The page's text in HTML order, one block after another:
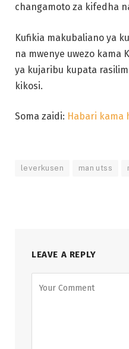
changamoto za kifedha
Kufikia makubaliano ya
na mwenye uwezo kama
ya kujaribu kupata
kikosi.
Soma zaidi: Habari kama
leverkusen man utss
LEAVE A REPLY